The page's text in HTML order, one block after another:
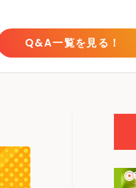
Q&A一覧を見る！